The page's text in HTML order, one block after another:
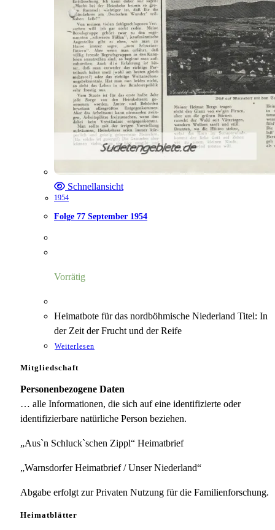
Schnellansicht
1954
Folge 77 September 1954
Vorrätig
Heimatbote für das nordböhmische Niederland Titel: In
der Zeit der Frucht und der Reife
Weiterlesen
Mitgliedschaft
Personenbezogene Daten
… alle Informationen, die sich auf eine identifizierte oder
identifizierbare natürliche Person beziehen.
„Aus`n Schluck`schen Zippl“ Heimatbrief
„Warnsdorfer Heimatbrief / Unser Niederland“
Abgabe erfolgt zur Privaten Nutzung für die Familienforschung.
Heimatblätter